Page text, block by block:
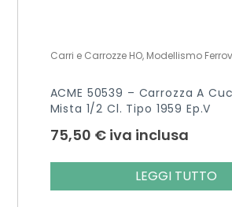
Carri e Carrozze HO, Modellismo
ACME 50539 – Carrozza A
Mista 1/2 Cl. Tipo 1959 Ep.V
75,50 € iva inclusa
LEGGI TUTTO